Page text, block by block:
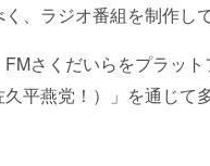
、ラジオ番組を制作し
FMさくだいらをプラッ
久平燕党！）」を通じて